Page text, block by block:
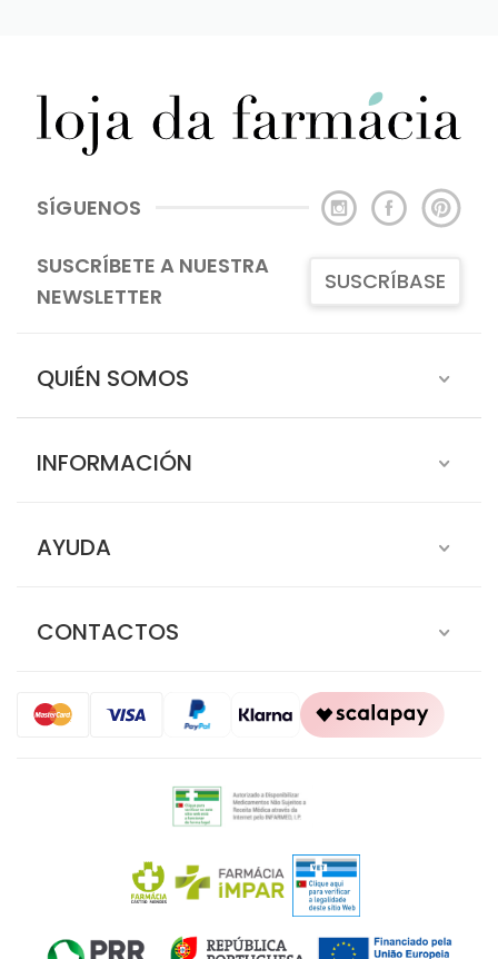
SÍGUENOS
SUSCRÍBETE A NUESTRA
NEWSLETTER
SUSCRÍBASE
QUIÉN SOMOS
INFORMACIÓN
AYUDA
CONTACTOS